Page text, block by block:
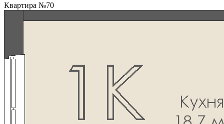
Квартира №70